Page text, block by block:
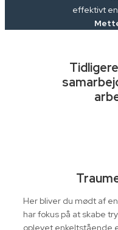
effektivt
Her bliver du mødt af
har fokus på at skabe
oplevet enkeltstående